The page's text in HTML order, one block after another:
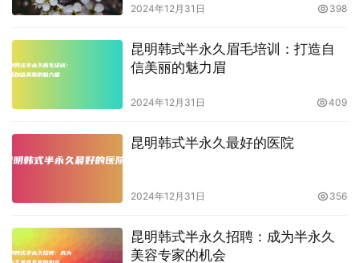
2024年12月31日 398
昆明韩式半永久眉毛培训：打造自
信美丽的魅力眉
2024年12月31日 409
昆明韩式半永久最好的医院
2024年12月31日 356
昆明韩式半永久招聘：成为半永久
美容专家的机会